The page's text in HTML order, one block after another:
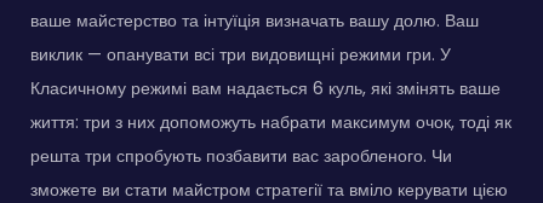
ваше майстерство та інтуїція визначать вашу долю. Ваш
виклик — опанувати всі три видовищні режими гри. У
Класичному режимі вам надається 6 куль, які змінять ваше
життя: три з них допоможуть набрати максимум очок, тоді як
решта три спробують позбавити вас заробленого. Чи
зможете ви стати майстром стратегії та вміло керувати цією